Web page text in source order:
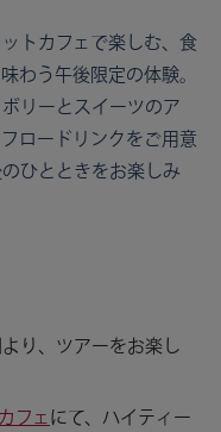
トカフェで楽しむ、食
わう午後限定の体験。
リーとスイーツのア
ロードリンクをご用意
ひとときをお楽しみ
り、ツアーをお楽し
フェにて、ハイティー